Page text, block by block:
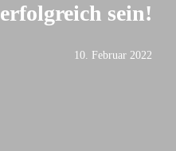
erfolgreich sein!
10. Februar 2022